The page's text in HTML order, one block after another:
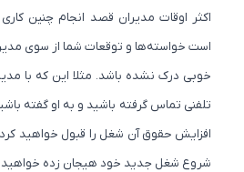
اکثر اوقات مدیران قصد انجام چنین کاری را
است خواسته‌ها و توقعات شما از سوی مدیر آن
خوبی درک نشده باشد. مثلا این که با مدیر
تلفنی تماس گرفته باشید و به او گفته باشید
افزایش حقوق آن شغل را قبول خواهید کرد.
شروع شغل جدید خود هیجان زده خواهید شد